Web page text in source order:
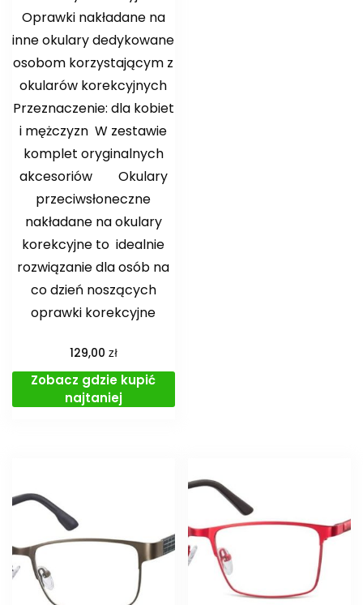
Oprawki nakładane na
inne okulary dedykowane
osobom korzystającym z
okularów korekcyjnych
Przeznaczenie: dla kobiet
i mężczyzn W zestawie
komplet oryginalnych
akcesoriów ️ Okulary
przeciwsłoneczne
nakładane na okulary
korekcyjne to idealnie
rozwiązanie dla osób na
co dzień noszących
oprawki korekcyjne
129,00 zł
Zobacz gdzie kupić
najtaniej